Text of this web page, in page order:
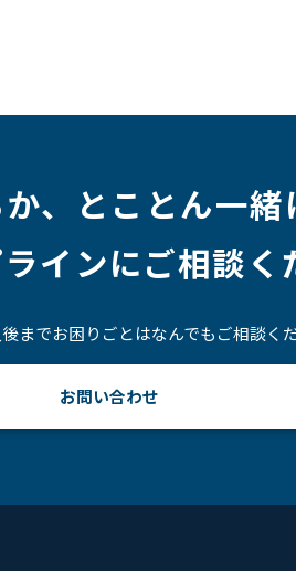
、
とことん一緒
インにご相談く
までお困りごとはなんでもご相談く
お問い合わせ